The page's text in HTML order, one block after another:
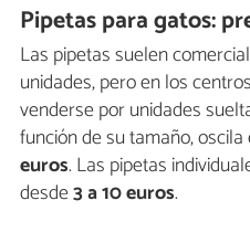
Pipetas para gatos:
Las pipetas suelen
unidades, pero en los
venderse por unidades
función de su tamaño,
euros. Las pipetas
desde3 a 10 euros.